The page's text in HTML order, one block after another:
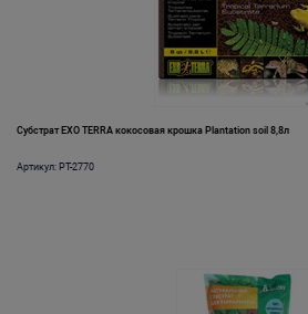
Субстрат EXO TERRA кокосовая крошка Plantation soil 8,8л
Артикул: PT-2770